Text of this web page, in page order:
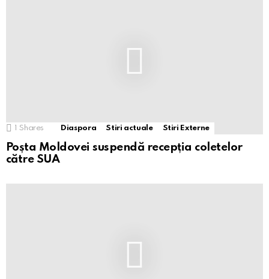
1 Shares Diaspora Stiri actuale Stiri Externe
Poșta Moldovei suspendă recepția coletelor
către SUA